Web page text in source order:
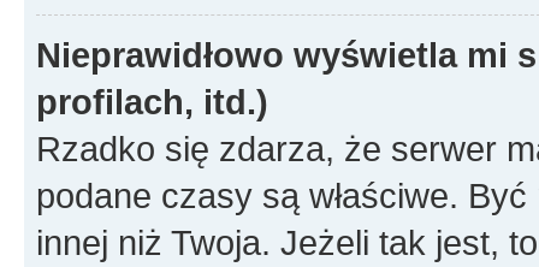
Nieprawidłowo wyświetla mi
profilach, itd.)
Rzadko się zdarza, że serwer
podane czasy są właściwe.
innej niż Twoja. Jeżeli tak jest,